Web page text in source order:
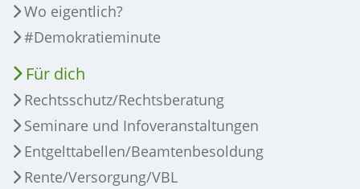
Wo eigentlich?
#Demokratieminute
Für dich
Rechtsschutz/Rechtsberatung
Seminare und Infoveranstaltungen
Entgelttabellen/Beamtenbesoldung
Rente/Versorgung/VBL